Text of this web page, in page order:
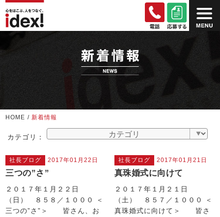
HOME /新着情報
カテゴリ：
社長ブログ 2017年01月22日
三つの”さ”
２０１７年１月２２日
（日） ８５８／１０００ ＜
三つの”さ”＞ 皆さん、お
社長ブログ 2017年01月21日
真珠婚式に向けて
２０１７年１月２１日
（土） ８５７／１０００ ＜
真珠婚式に向けて＞ 皆さ